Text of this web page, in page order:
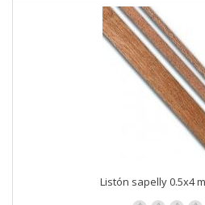
Listón sapelly 0.5x4